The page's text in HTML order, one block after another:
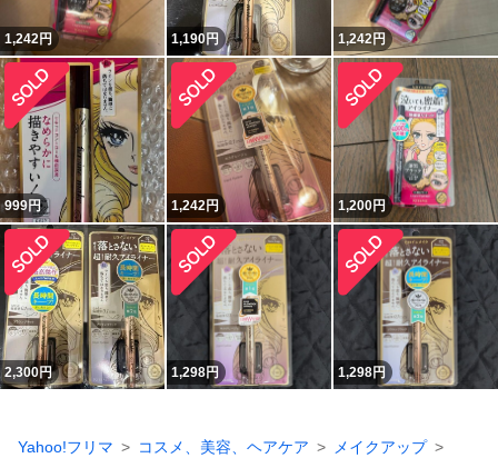
1,242円 1,190円 1,242円
999円 1,242円 1,200円
2,300円 1,298円 1,298円
Yahoo!フリマ コスメ、美容、ヘアケア
メイクアップ